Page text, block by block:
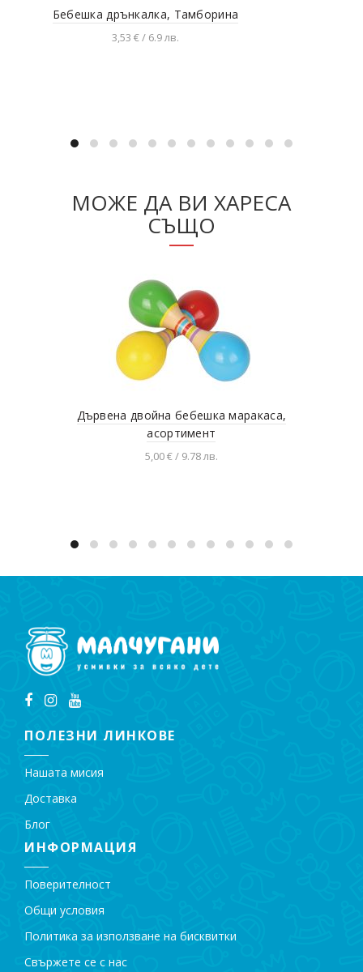
Бебешка дрънкалка, Тамборина
3,53 € / 6.9 лв.
МОЖЕ ДА ВИ ХАРЕСА
СЪЩО
Дървена двойна бебешка маракаса,
асортимент
5,00 € / 9.78 лв.
ПОЛЕЗНИ ЛИНКОВЕ
Нашата мисия
Доставка
Блог
ИНФОРМАЦИЯ
Поверителност
Общи условия
Политика за използване на бисквитки
Свържете се с нас